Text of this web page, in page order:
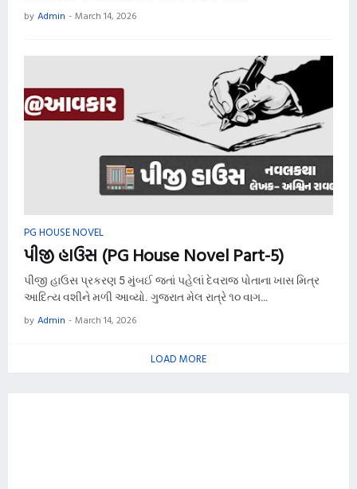
by Admin - March 14, 2026
PG HOUSE NOVEL
પીજી હાઉસ (PG House Novel Part-5)
પીજી હાઉસ પ્રકરણ 5 મુંબઈ જતાં પહેલાં દેવરાજ પોતાના ખાસ મિત્ર
આદિત્ય વશીને મળી આવ્યો. ગુજરાત મેલ રાત્રે ૧૦ વાગ…
by Admin - March 14, 2026
LOAD MORE